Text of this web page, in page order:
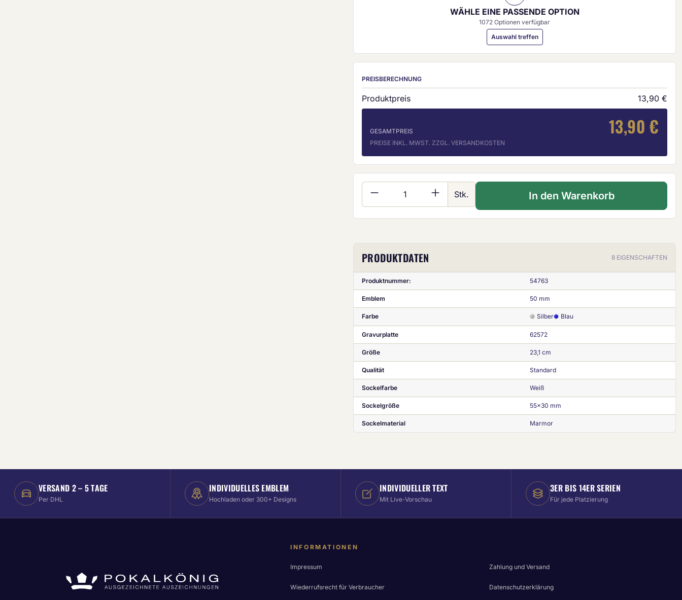
WÄHLE EINE PASSENDE OPTION
1072 Optionen verfügbar
Auswahl treffen
PREISBERECHNUNG
Produktpreis 13,90 €
GESAMTPREIS 13,90 €
PREISE INKL. MWST. ZZGL. VERSANDKOSTEN
Produkt Anzahl: Gib den gewünschten Wert ein oder
Stk. In den Warenkorb
PRODUKTDATEN 8 EIGENSCHAFTEN
Produktnummer: 54763
Emblem 50 mm
Farbe Silber Blau
Gravurplatte 62572
Größe 23,1 cm
Qualität Standard
Sockelfarbe Weiß
Sockelgröße 55x30 mm
Sockelmaterial Marmor
VERSAND 2 – 5 TAGE
Per DHL
INDIVIDUELLES EMBLEM
Hochladen oder 300+ Designs
INDIVIDUELLER TEXT
Mit Live-Vorschau
3ER BIS 14ER SERIEN
Für jede Platzierung
INFORMATIONEN
Impressum
Wiederrufsrecht für Verbraucher
Zahlung und Versand
Datenschutzerklärung